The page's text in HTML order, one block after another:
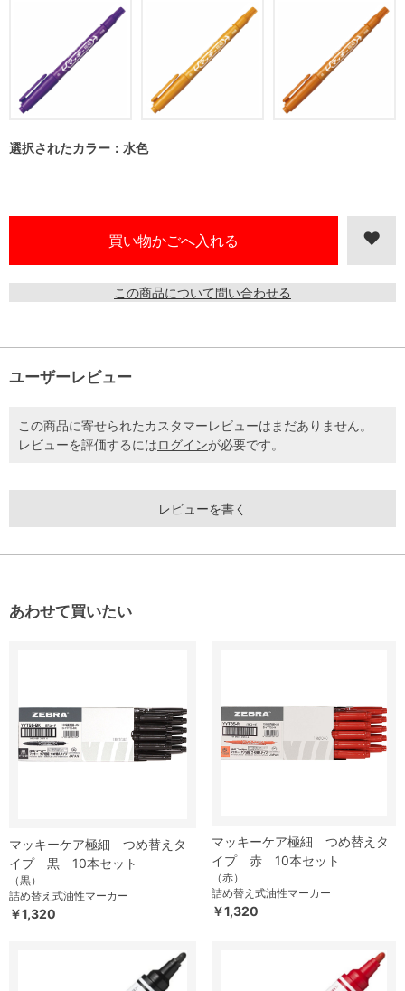
選択されたカラー：水色
この商品について問い合わせる
ユーザーレビュー
この商品に寄せられたカスタマーレビューはまだありません。
レビューを評価するにはログインが必要です。
レビューを書く
あわせて買いたい
マッキーケア極細 つめ替えタ
イプ 黒 10本セット
（黒）
詰め替え式油性マーカー
￥1,320
マッキーケア極細 つめ替えタ
イプ 赤 10本セット
（赤）
詰め替え式油性マーカー
￥1,320